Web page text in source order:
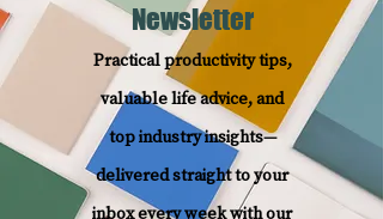
Newsletter
Practical productivity tips,
valuable life advice, and
top industry insights—
delivered straight to your
inbox every week with our